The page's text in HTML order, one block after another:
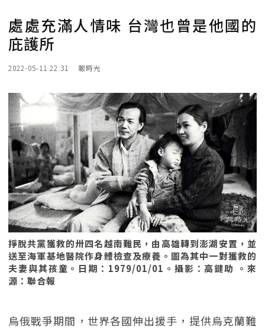
處處充滿人情味 台灣也曾是他國的
庇護所
2022-05-11 22:31 報時光
掙脫共黨獲救的卅四名越南難民，由高雄轉到澎湖安置，並
送至海軍基地醫院作身體檢查及療養。圖為其中一對獲救的
夫妻與其孩童。日期：1979/01/01。攝影：高鍵助 。來
源：聯合報
烏俄戰爭期間，世界各國伸出援手，提供烏克蘭難